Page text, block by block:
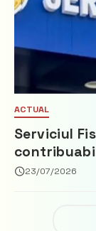
ACTUAL
Serviciul
privind
23/07/2026